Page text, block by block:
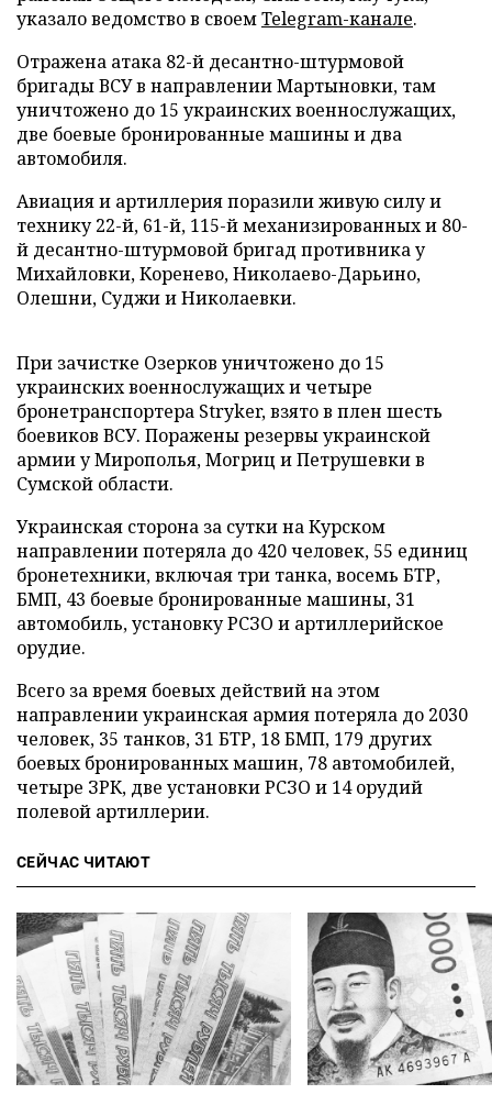
указало ведомство в своемTelegram-канале.
Отражена атака 82-й десантно-штурмовой
бригады ВСУ в направлении Мартыновки, там
уничтожено до 15 украинских военнослужащих,
две боевые бронированные машины и два
автомобиля.
Авиация и артиллерия поразили живую силу и
технику 22-й, 61-й, 115-й механизированных и 80-
й десантно-штурмовой бригад противника у
Михайловки, Коренево, Николаево-Дарьино,
Олешни, Суджи и Николаевки.
При зачистке Озерков уничтожено до 15
украинских военнослужащих и четыре
бронетранспортера Stryker, взято в плен шесть
боевиков ВСУ. Поражены резервы украинской
армии у Мирополья, Могриц и Петрушевки в
Сумской области.
Украинская сторона за сутки на Курском
направлении потеряла до 420 человек, 55 единиц
бронетехники, включая три танка, восемь БТР,
БМП, 43 боевые бронированные машины, 31
автомобиль, установку РСЗО и артиллерийское
орудие.
Всего за время боевых действий на этом
направлении украинская армия потеряла до 2030
человек, 35 танков, 31 БТР, 18 БМП, 179 других
боевых бронированных машин, 78 автомобилей,
четыре ЗРК, две установки РСЗО и 14 орудий
полевой артиллерии.
СЕЙЧАС ЧИТАЮТ